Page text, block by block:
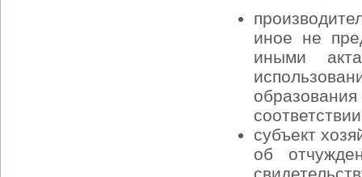
иное не
иными
субъект
об